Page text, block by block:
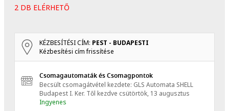
2 DB ELÉRHETŐ
KÉZBESÍTÉSI CÍM: PEST - BUDAPESTI
Kézbesítési cím frissítése
Csomagautomaták és Csomagpontok
Becsült csomagátvétel kezdete: GLS Automata SHELL
Budapest I. Ker. Től kezdve csütörtök, 13 augusztus
Ingyenes